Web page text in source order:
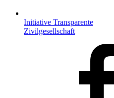
Initiative Transparente
Zivilgesellschaft